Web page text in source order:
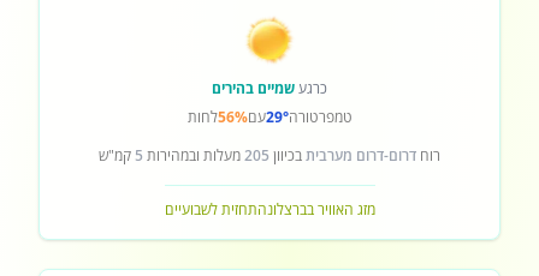
כרגעשמיים בהירים
טמפרטורה29°עם56%לחות
רוח דרום-דרום מערביתבכיוון 205מעלות ובמהירות 5 קמ"ש
מזג האוויר בברצלונהתחזית לשבועיים